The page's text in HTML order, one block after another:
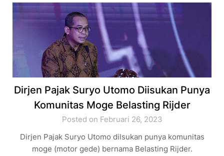
Dirjen Pajak Suryo Utomo Diisukan Punya
Komunitas Moge Belasting Rijder
Posted on Februari 26, 2023
Dirjen Pajak Suryo Utomo dilsukan punya komunitas
moge (motor gede) bernama Belasting Rijder.